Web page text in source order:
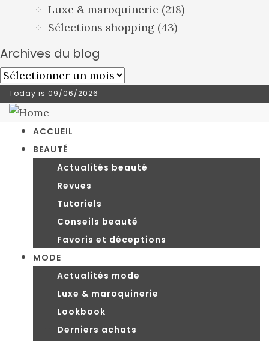
Luxe & maroquinerie (218)
Sélections shopping (43)
Archives du blog
Archives
du
blog
Today is 09/06/2026
ACCUEIL
BEAUTÉ
Actualités beauté
Revues
Tutoriels
Conseils beauté
Favoris et déceptions
MODE
Actualités mode
Luxe & maroquinerie
Lookbook
Derniers achats